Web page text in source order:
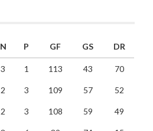
N P GF GS DR
3 1 113 43 70
2 3 109 57 52
2 3 108 59 49